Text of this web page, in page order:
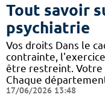
Tout savoir
psychiatrie
Vos droits Dans le
contrainte,
être restreint. Votre
Chaque
17/06/2026 13:48